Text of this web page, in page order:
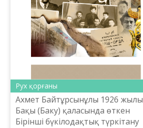
Рух қорғаны
Ахмет Байтұрсынұлы 1926 жылы
Бақы (Баку) қаласында өткен
Бірінші бүкілодақтық түркітану